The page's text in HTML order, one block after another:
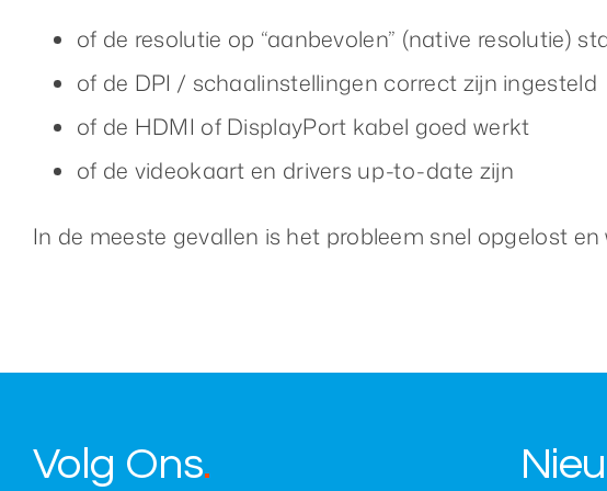
of de resolutie op “aanbevolen” (native resolutie)
of de DPI / schaalinstellingen correct zijn ingesteld
of de HDMI of DisplayPort kabel goed werkt
of de videokaart en drivers up-to-date zijn
In de meeste gevallen is het probleem snel opgelost
Volg Ons.